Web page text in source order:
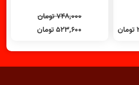
تومان
۷۴۸,۰۰۰تومان
۵۲۳,۶۰۰تومان